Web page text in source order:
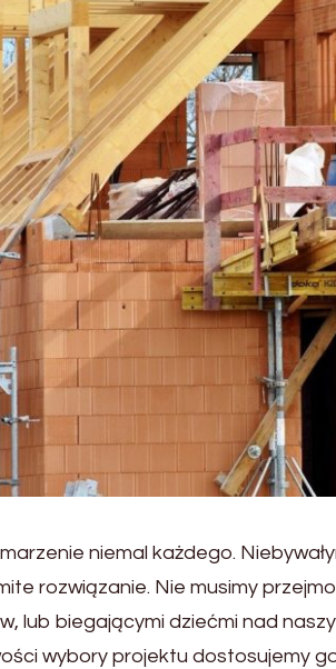
niemal każdego.
rozwiązanie. Nie musimy
lub biegającymi dziećmi nad
wybory projektu dostosujemy